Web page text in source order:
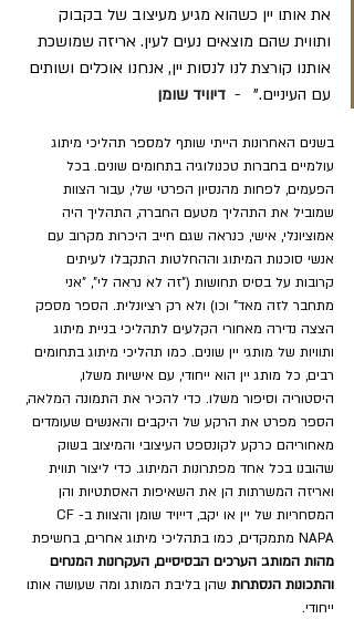
את אותו יין כשהוא מגיע מעיצוב של בקבוק
ותווית שהם מוצאים נעים לעין. אריזה שמושכת
אותנו קורצת לנו לנסות יין, אנחנו אוכלים ושותים
עם העיניים."   - דיוויד שומן
בשנים האחרונות הייתי שותף למספר תהליכי מיתוג
עולמיים בחברות טכנולוגיה בתחומים שונים. בכל
הפעמים, לפחות מהנסיון הפרטי שלי, עבור הצוות
שמוביל את התהליך מטעם החברה, התהליך היה
אמוציונלי, אישי, כנראה שגם חייב היכרות מקרוב עם
אנשי סוכנות המיתוג וההחלטות התקבלו לעיתים
קרובות על בסיס תחושות ("זה לא נראה לי", "אני
מתחבר לזה מאד" וכו) ולא רק רציונלית. הספר מספק
הצצה נדירה מאחורי הקלעים לתהליכי בניית מיתוג
ותוויות של מותגי יין שונים. כמו תהליכי מיתוג בתחומים
רבים, כל מותג יין הוא ייחודי, עם אישיות משלו,
היסטוריה וסיפור משלו. כדי להכיר את התמונה המלאה,
הספר מפרט את הרקע של היקבים והאנשים שעומדים
מאחוריהם כרקע לקונספט העיצובי והמיצוב בשוק
שהובנו בכל אחד מפתרונות המיתוג. כדי ליצור תווית
ואריזה המשרתות הן את השאיפות האסתטיות והן
המסחריות של יין או יקב, דייויד שומן והצוות ב-CF
NAPA מתמקדים, כמו בתהליכי מיתוג אחרים, בחשיפת
מהות המותג: הערכים הבסיסיים, העקרונות המנחים
והתכונות הנסתרות שהן בליבת המותג ומה שעושה אותו
ייחודי.